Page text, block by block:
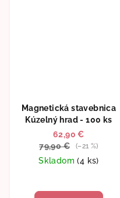
Magnetická stavebnica
Kúzelný hrad - 100 ks
62,90 €
79,90 €
(–21 %)
Skladom(4 ks)